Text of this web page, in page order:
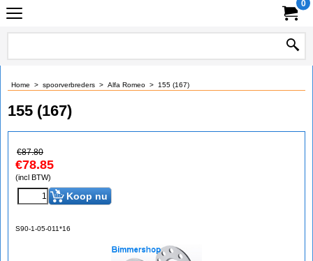
0
Home > spoorverbreders > Alfa Romeo > 155 (167)
155 (167)
€87.80
€78.85
(incl BTW)
Koop nu
S90-1-05-011*16